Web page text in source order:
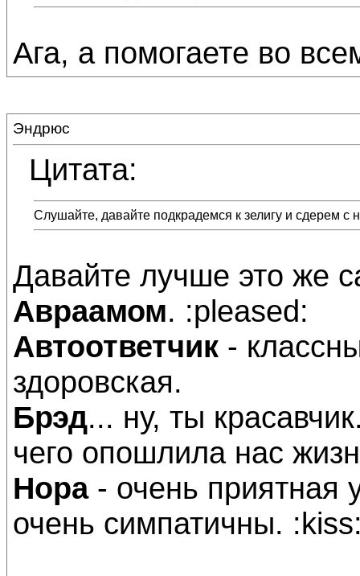
Ага, а помогаете во
Эндрюс
Цитата:
Слушайте, давайте подкрадемся к зелигу и сдерем с
Давайте лучше это же
Авраамом. :pleased:
Автоответчик -
здоровская.
Брэд... ну, ты
чего опошлила нас
Нора- очень приятная
очень симпатичны.